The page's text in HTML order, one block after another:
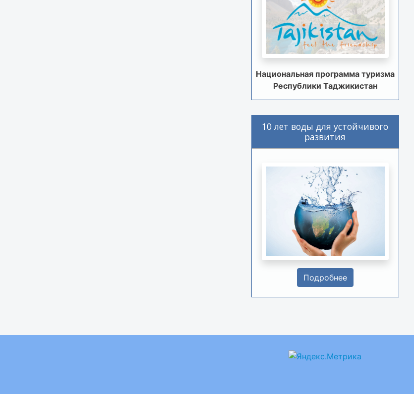
Национальная программа туризма
Республики Таджикистан
10 лет воды для устойчивого
развития
Подробнее